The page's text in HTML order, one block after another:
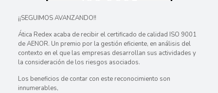
¡¡SEGUIMOS AVANZANDO!!
Ática Redex acaba de recibir el certificado de calidad ISO 9001
de AENOR. Un premio por la gestión eficiente, en análisis del
contexto en el que las empresas desarrollan sus actividades y
la consideración de los riesgos asociados.
Los beneficios de contar con este reconocimiento son
innumerables,